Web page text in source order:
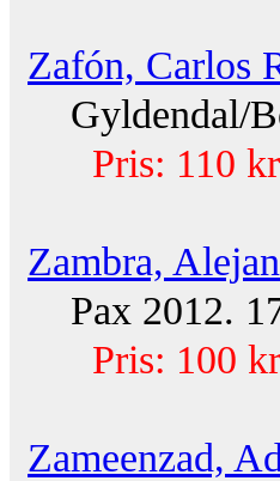
Zafón, Carlos
Gyldendal/
Pris: 110
Zambra,
Pax 2012.
Pris: 100
Zameenzad,